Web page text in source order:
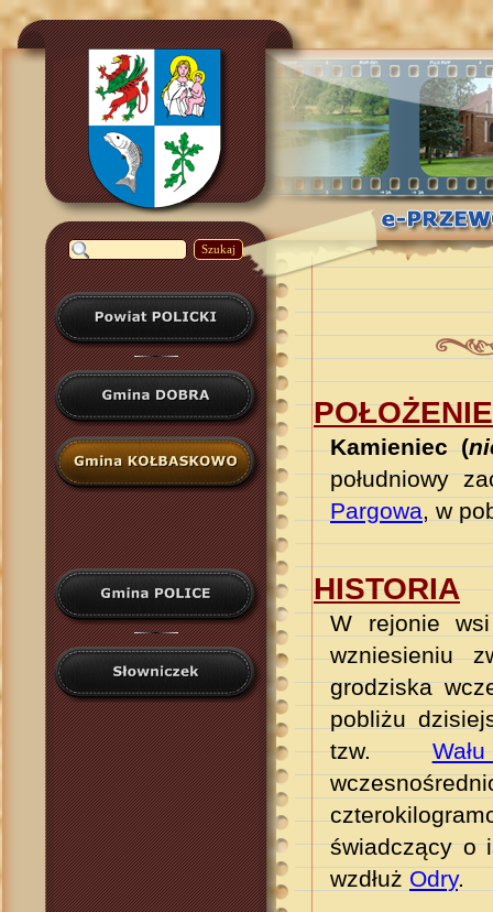
Szukaj
POŁOŻENIE
Kamieniec (
południowy
Pargowa, w
HISTORIA
W rejonie
wzniesieniu
grodziska
pobliżu
tzw.
świadczący o
wzdłuż Odry.